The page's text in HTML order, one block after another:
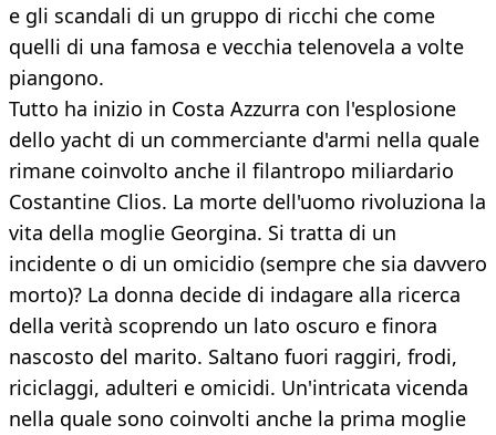
e gli scandali di un gruppo di ricchi che come
quelli di una famosa e vecchia telenovela a volte
piangono.
Tutto ha inizio in Costa Azzurra con l'esplosione
dello yacht di un commerciante d'armi nella quale
rimane coinvolto anche il filantropo miliardario
Costantine Clios. La morte dell'uomo rivoluziona la
vita della moglie Georgina. Si tratta di un
incidente o di un omicidio (sempre che sia davvero
morto)? La donna decide di indagare alla ricerca
della verità scoprendo un lato oscuro e finora
nascosto del marito. Saltano fuori raggiri, frodi,
riciclaggi, adulteri e omicidi. Un'intricata vicenda
nella quale sono coinvolti anche la prima moglie